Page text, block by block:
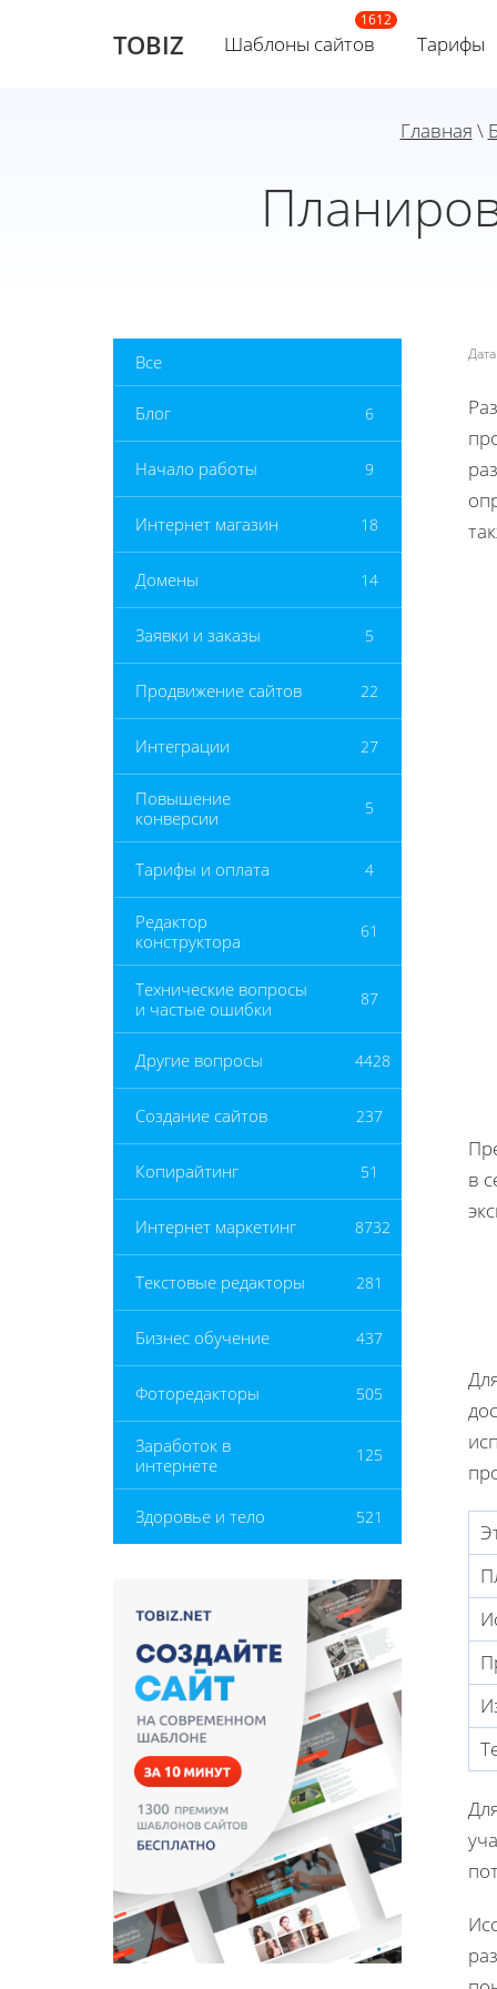
TOBIZ Шаблоны сайтов Тарифы
Главная \
Все
Блог 6
Начало работы 9
Интернет магазин 18
Домены 14
Заявки и заказы 5
Продвижение сайтов 22
Интеграции 27
Повышение
конверсии
5
Тарифы и оплата 4
Редактор
конструктора
61
Технические вопросы
и частые ошибки
87
Другие вопросы 4428
Создание сайтов 237
Копирайтинг 51
Интернет маркетинг 8732
Текстовые редакторы 281
Бизнес обучение 437
Фоторедакторы 505
Заработок в
интернете
125
Здоровье и тело 521
в